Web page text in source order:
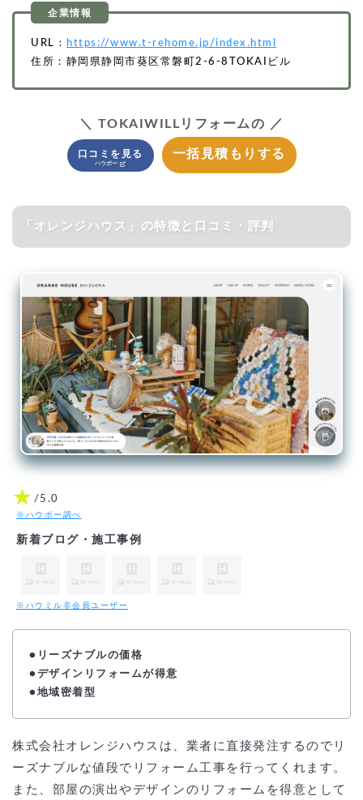
URL：
https://www.t-rehome.jp/index.html
住所：静岡県静岡市葵区常磐町2-6-8TOKAIビル
＼ TOKAIWILLリフォームの ／
口コミを見る 一括見積もりする
「オレンジハウス」の特徴と口コミ・評判
★ /5.0
※ハウボー調べ
新着ブログ・施工事例
※ハウミル非会員ユーザー
●リーズナブルの価格
●デザインリフォームが得意
●地域密着型
株式会社オレンジハウスは、業者に直接発注するのでリ
ーズナブルな値段でリフォーム工事を行ってくれます。
また、部屋の演出やデザインのリフォームを得意として